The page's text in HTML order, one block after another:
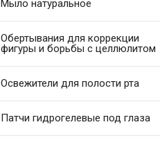
Мыло натуральное
Обертывания для коррекции
фигуры и борьбы с целлюлитом
Освежители для полости рта
Патчи гидрогелевые под глаза